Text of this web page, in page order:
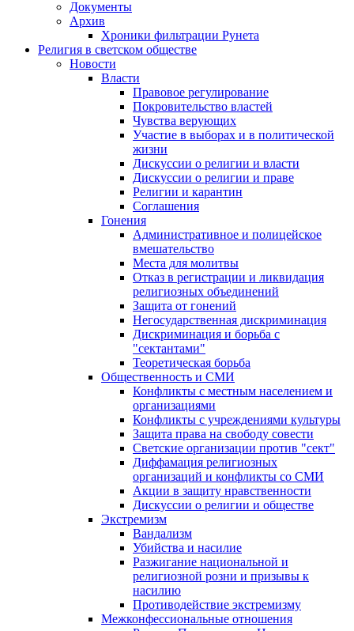
Документы
Архив
Хроники фильтрации Рунета
Религия в светском обществе
Новости
Власти
Правовое регулирование
Покровительство властей
Чувства верующих
Участие в выборах и в политической
жизни
Дискуссии о религии и власти
Дискуссии о религии и праве
Религии и карантин
Соглашения
Гонения
Административное и полицейское
вмешательство
Места для молитвы
Отказ в регистрации и ликвидация
религиозных объединений
Защита от гонений
Негосударственная дискриминация
Дискриминация и борьба с
"сектантами"
Теоретическая борьба
Общественность и СМИ
Конфликты с местным населением и
организациями
Конфликты с учреждениями культуры
Защита права на свободу совести
Светские организации против "сект"
Диффамация религиозных
организаций и конфликты со СМИ
Акции в защиту нравственности
Дискуссии о религии и обществе
Экстремизм
Вандализм
Убийства и насилие
Разжигание национальной и
религиозной розни и призывы к
насилию
Противодействие экстремизму
Межконфессиональные отношения